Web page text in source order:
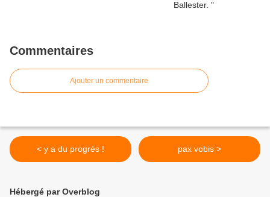
Commentaires
Ajouter un commentaire
< y a du progrès ! pax vobis >
Hébergé par Overblog